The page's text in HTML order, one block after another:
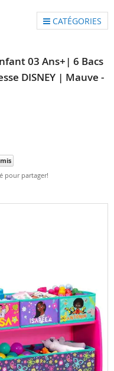
CATÉGORIES
03 Ans+| 6 Bacs
DISNEY | Mauve -
pour partager!